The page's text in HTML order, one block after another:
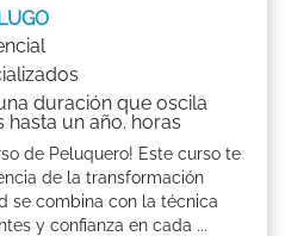
duración que oscila
un año. horas
de Peluquero! Este curso te
de la transformación
se combina con la técnica
y confianza en cada ...